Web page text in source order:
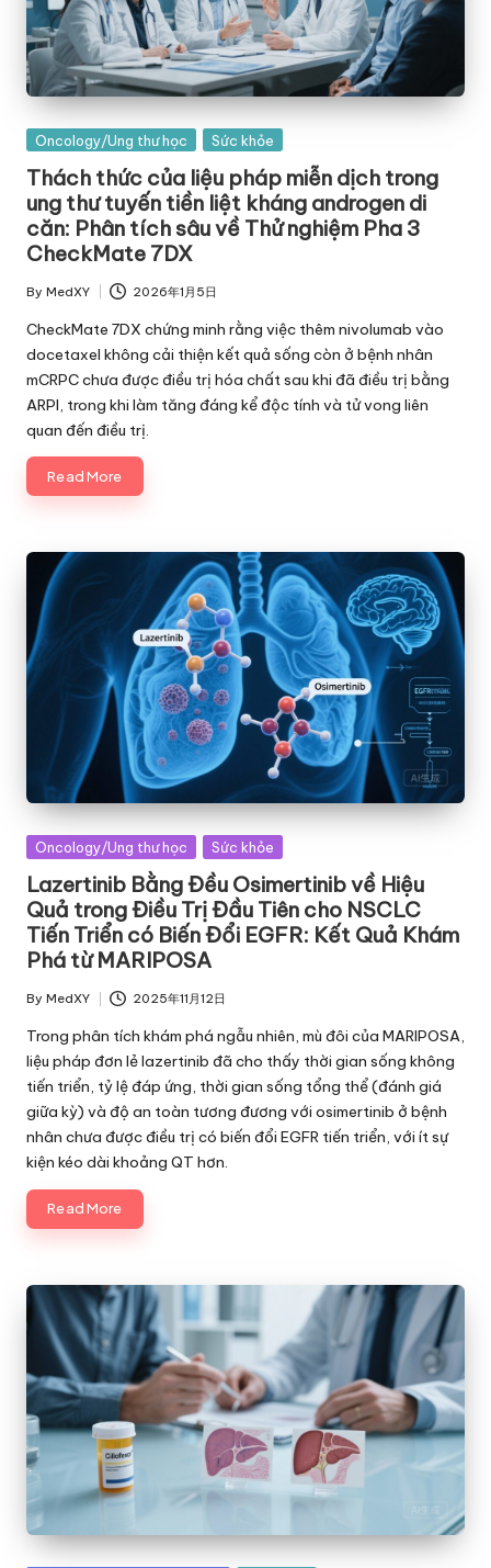
Posted
Oncology/Ung thư học Sức khỏe
Thách thức của liệu pháp miễn dịch trong
ung thư tuyến tiền liệt kháng androgen di
căn: Phân tích sâu về Thử nghiệm Pha 3
CheckMate 7DX
Posted
by
By MedXY 2026年1月5日
CheckMate 7DX chứng minh rằng việc thêm nivolumab vào
docetaxel không cải thiện kết quả sống còn ở bệnh nhân
mCRPC chưa được điều trị hóa chất sau khi đã điều trị bằng
ARPI, trong khi làm tăng đáng kể độc tính và tử vong liên
quan đến điều trị.
Read More
Posted
Oncology/Ung thư học Sức khỏe
Lazertinib Bằng Đều Osimertinib về Hiệu
Quả trong Điều Trị Đầu Tiên cho NSCLC
Tiến Triển có Biến Đổi EGFR: Kết Quả Khám
Phá từ MARIPOSA
Posted
by
By MedXY 2025年11月12日
Trong phân tích khám phá ngẫu nhiên, mù đôi của MARIPOSA,
liệu pháp đơn lẻ lazertinib đã cho thấy thời gian sống không
tiến triển, tỷ lệ đáp ứng, thời gian sống tổng thể (đánh giá
giữa kỳ) và độ an toàn tương đương với osimertinib ở bệnh
nhân chưa được điều trị có biến đổi EGFR tiến triển, với ít sự
kiện kéo dài khoảng QT hơn.
Read More